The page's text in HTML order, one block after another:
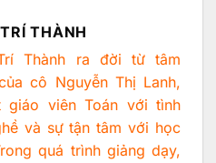
THÀNH
Thành ra đời từ tâm
cô Nguyễn Thị Lanh,
giáo viên Toán với tình
và sự tận tâm với học
quá trình giảng dạy,